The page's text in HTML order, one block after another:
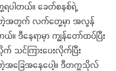
ရပါတယ်။ ခေတ်စနစ်ရဲ့
ျရှိတဲ့အတွက် လက်တွေ့မှာ အလွန်
။ ဒီနေရာမှာ ကျွန်တော်ထပ်ပြီး
သင်ကြားပေးလိုက်ပြီး
အခြေအနေပေါ့။ ဒီတက္ကသိုလ်